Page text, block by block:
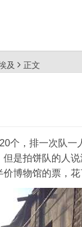
及 正文
个，排一次队
是拍饼队的人
博物馆的票，花